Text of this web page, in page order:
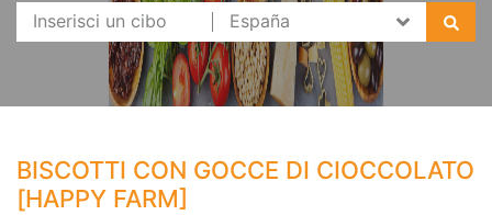
BISCOTTI CON GOCCE DI CIOCCOLATO
[HAPPY FARM]